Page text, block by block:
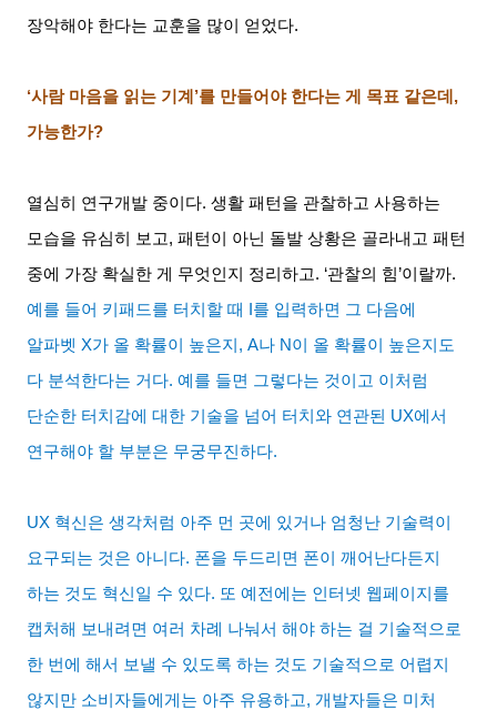
장악해야 한다는 교훈을 많이 얻었다.
‘사람 마음을 읽는 기계 ’를 만들어야 한다는 게 목표 같은데 ,
가능한가?
열심히 연구개발 중이다.생활 패턴을 관찰하고 사용하는
모습을 유심히 보고,패턴이 아닌 돌발 상황은 골라내고 패턴
중에 가장 확실한 게 무엇인지 정리하고. ‘관찰의 힘’이랄까.
예를 들어 키패드를 터치할 때
를 입력하면 그 다음에
알파벳 X가 올 확률이 높은지 , A나 N이 올 확률이 높은지도
다 분석한다는 거다.예를 들면 그렇다는 것이고 이처럼
단순한 터치감에 대한 기술을 넘어 터치와 연관된 UX에서
연구해야 할 부분은 무궁무진하다.
UX 혁신은 생각처럼 아주 먼 곳에 있거나 엄청난 기술력이
요구되는 것은 아니다. 폰을 두드리면 폰이 깨어난다든지
하는 것도 혁신일 수 있다. 또 예전에는 인터넷 웹페이지를
캡처해 보내려면 여러 차례 나눠서 해야 하는 걸 기술적으로
한 번에 해서 보낼 수 있도록 하는 것도 기술적으로 어렵지
않지만 소비자들에게는 아주 유용하고, 개발자들은 미처